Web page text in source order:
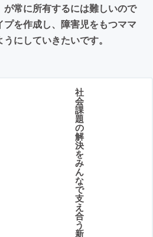
常に所有するには難しいので
を作成し、障害児をもつママ
にしていきたいです。
社
会
課
題
の
解
決
を
み
ん
な
で
支
え
合
う
新